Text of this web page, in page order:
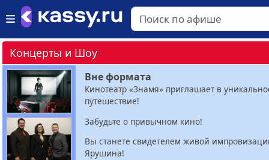
Концерты и Шоу
Вне формата
Кинотеатр «Знамя» приглашает в
путешествие!
Забудьте о привычном кино!
Вы станете свидетелем живой
Ярушина!